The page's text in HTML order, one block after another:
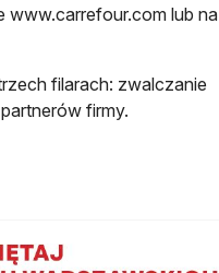
www.carrefour.com lub na
filarach: zwalczanie
firmy.